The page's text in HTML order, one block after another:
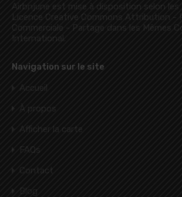
Airbnjune est mise à disposition selon les
Licence Creative Commons Attribution -
Commerciale - Partage dans les Mêmes
International
Navigation sur le site
Accueil
À propos
Afficher la carte
FAQs
Contact
Blog